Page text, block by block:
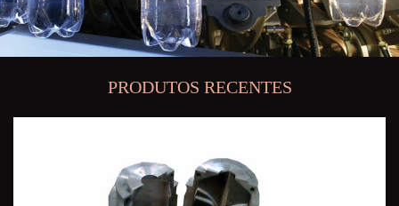
PRODUTOS RECENTES